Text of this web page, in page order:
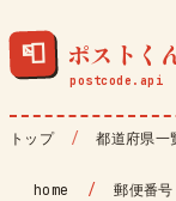
📮 ポストく
トップ 都道府県一
home / 郵便番号